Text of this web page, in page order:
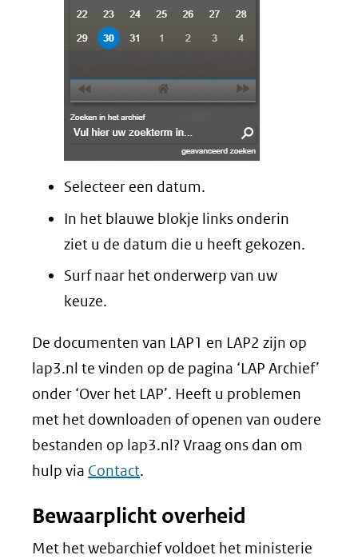
Selecteer een datum.
In het blauwe blokje links onderin
ziet u de datum die u heeft gekozen.
Surf naar het onderwerp van uw
keuze.
De documenten van LAP1 en LAP2 zijn op
lap3.nl te vinden op de pagina ‘LAP Archief’
onder ‘Over het LAP’. Heeft u problemen
met het downloaden of openen van oudere
bestanden op lap3.nl? Vraag ons dan om
hulp via Contact.
Bewaarplicht overheid
Met het webarchief voldoet het ministerie